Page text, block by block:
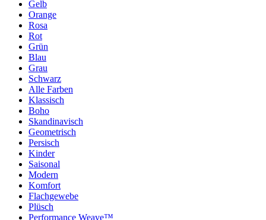
Gelb
Orange
Rosa
Rot
Grün
Blau
Grau
Schwarz
Alle Farben
Klassisch
Boho
Skandinavisch
Geometrisch
Persisch
Kinder
Saisonal
Modern
Komfort
Flachgewebe
Plüsch
Performance Weave™